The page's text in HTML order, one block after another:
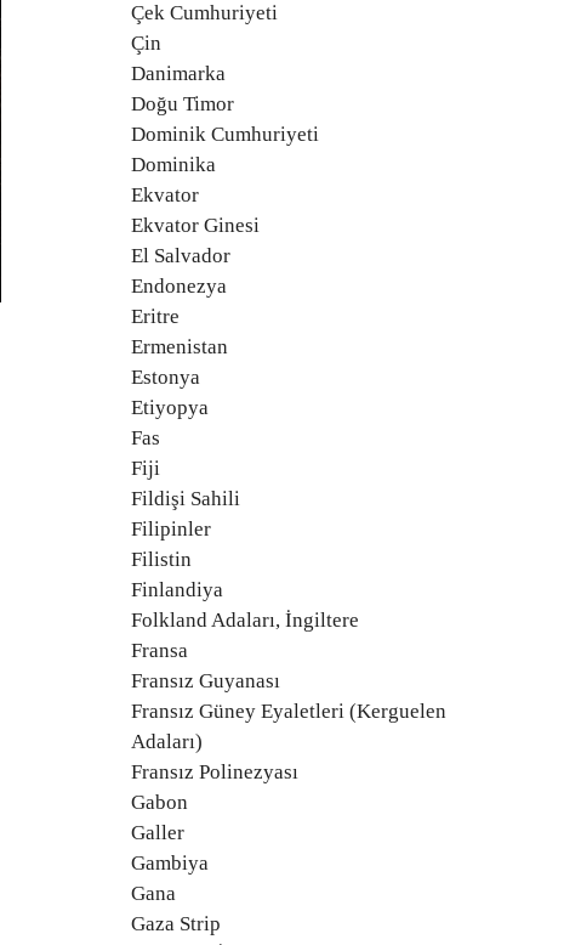
Çek Cumhuriyeti
Çin
Danimarka
Doğu Timor
Dominik Cumhuriyeti
Dominika
Ekvator
Ekvator Ginesi
El Salvador
Endonezya
Eritre
Ermenistan
Estonya
Etiyopya
Fas
Fiji
Fildişi Sahili
Filipinler
Filistin
Finlandiya
Folkland Adaları, İngiltere
Fransa
Fransız Guyanası
Fransız Güney Eyaletleri (Kerguelen
Adaları)
Fransız Polinezyası
Gabon
Galler
Gambiya
Gana
Gaza Strip